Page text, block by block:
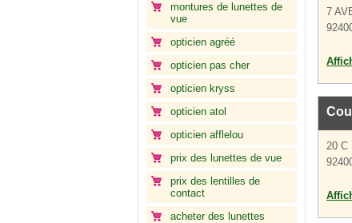
montures de lunettes de
vue
opticien agréé
opticien pas cher
opticien kryss
opticien atol
opticien afflelou
prix des lunettes de vue
prix des lentilles de
contact
acheter des lunettes
7
20 C